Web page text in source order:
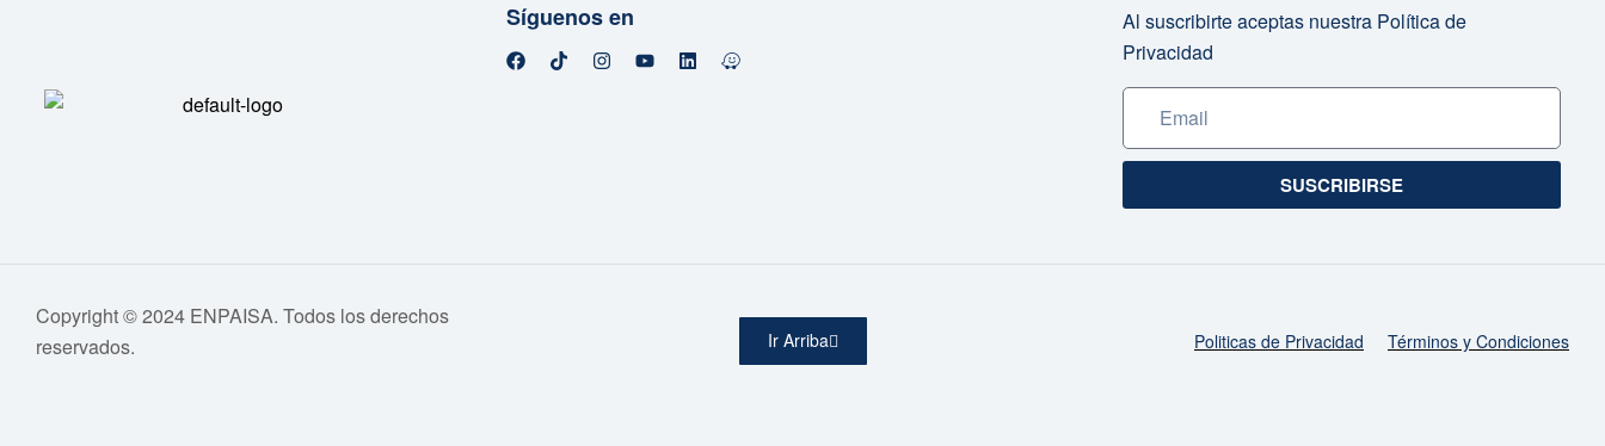
Síguenos en
Al suscribirte aceptas nuestra Política de
Privacidad
SUSCRIBIRSE
Copyright © 2024 ENPAISA. Todos los derechos
reservados.
Ir Arriba Politicas de Privacidad Términos y Condiciones